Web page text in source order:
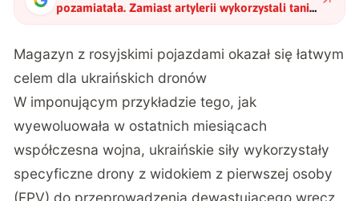
pozamiatała. Zamiast artylerii wykorzystali tanie
drony… i to nagrali"?
Magazyn z rosyjskimi pojazdami okazał się łatwym
celem dla ukraińskich dronów
W imponującym przykładzie tego, jak
wyewoluowała w ostatnich miesiącach
współczesna wojna, ukraińskie siły wykorzystały
specyficzne drony z widokiem z pierwszej osoby
(FPV) do przeprowadzenia dewastującego wręcz